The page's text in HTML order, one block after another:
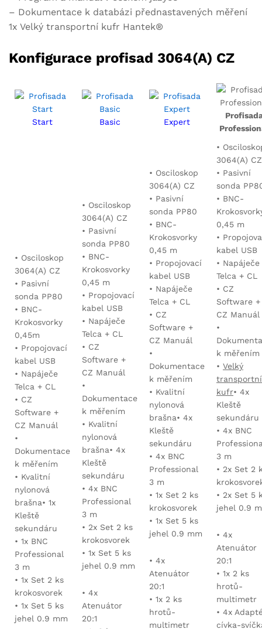
– Dokumentace k databázi přednastavených měření
1x Velký transportní kufr Hantek®
Konfigurace profisad 3064(A) CZ
Start Basic Expert
• Osciloskop
3064(A) CZ
• Pasivní
sonda PP80
• BNC-
Krokosvorky
0,45m
• Propojovací
kabel USB
• Napáječe
Telca + CL
• CZ
Software +
CZ Manuál
•
Dokumentace
k měřením
• Kvalitní
nylonová
brašna• 1x
Kleště
sekundáru
• 1x BNC
Professional
3 m
• 1x Set 2 ks
krokosvorek
• 1x Set 5 ks
jehel 0.9 mm
• Osciloskop
3064(A) CZ
• Pasivní
sonda PP80
• BNC-
Krokosvorky
0,45 m
• Propojovací
kabel USB
• Napáječe
Telca + CL
• CZ
Software +
CZ Manuál
•
Dokumentace
k měřením
• Kvalitní
nylonová
brašna• 4x
Kleště
sekundáru
• 4x BNC
Professional
3 m
• 2x Set 2 ks
krokosvorek
• 1x Set 5 ks
jehel 0.9 mm
• 4x
Atenuátor
20:1
• Osciloskop
3064(A) CZ
• Pasivní
sonda PP80
• BNC-
Krokosvorky
0,45 m
• Propojovací
kabel USB
• Napáječe
Telca + CL
• CZ
Software +
CZ Manuál
•
Dokumentace
k měřením
• Kvalitní
nylonová
brašna• 4x
Kleště
sekundáru
• 4x BNC
Professional
3 m
• 1x Set 2 ks
krokosvorek
• 1x Set 5 ks
jehel 0.9 mm
• 4x
Atenuátor
20:1
• 1x 2 ks
hrotů-
multimetr
•
3064(A) CZ
• Pasivní
sonda
• BNC-
0,45 m
•
kabel USB
• Napáječe
Telca + CL
• CZ
Software +
CZ Manuál
•
k měřením
• Velký
transportní
kufr• 4x
Kleště
sekundáru
• 4x BNC
3 m
• 2x Set 2
• 2x Set 5
jehel 0.9
• 4x
Atenuátor
20:1
• 1x 2 ks
hrotů-
multimetr
• 4x
cívka-